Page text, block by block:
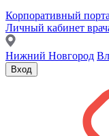
Корпоративный
Личный кабинет
Нижний Новгород
Вход